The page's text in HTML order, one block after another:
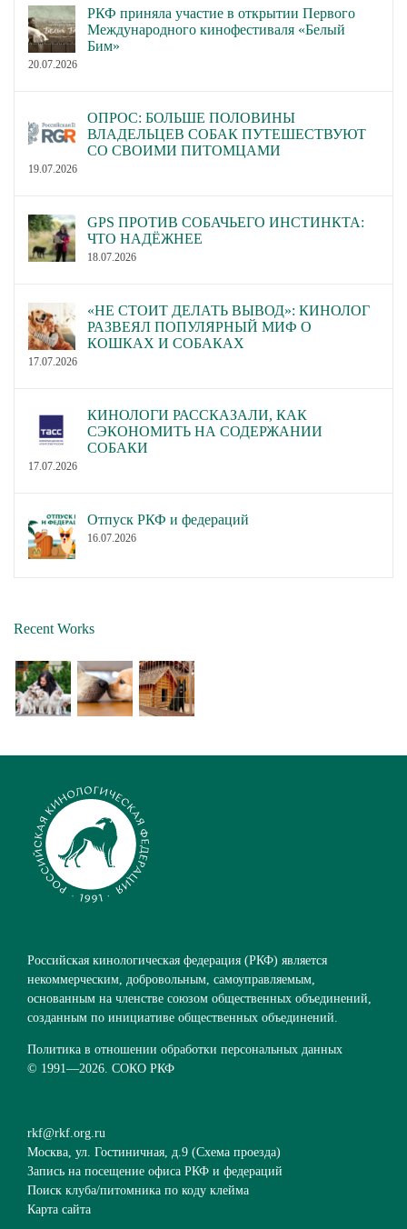
РКФ приняла участие в открытии Первого
Международного кинофестиваля «Белый
Бим»
20.07.2026
ОПРОС: БОЛЬШЕ ПОЛОВИНЫ
ВЛАДЕЛЬЦЕВ СОБАК ПУТЕШЕСТВУЮТ
СО СВОИМИ ПИТОМЦАМИ
19.07.2026
GPS ПРОТИВ СОБАЧЬЕГО ИНСТИНКТА:
ЧТО НАДЁЖНЕЕ
18.07.2026
«НЕ СТОИТ ДЕЛАТЬ ВЫВОД»: КИНОЛОГ
РАЗВЕЯЛ ПОПУЛЯРНЫЙ МИФ О
КОШКАХ И СОБАКАХ
17.07.2026
КИНОЛОГИ РАССКАЗАЛИ, КАК
СЭКОНОМИТЬ НА СОДЕРЖАНИИ
СОБАКИ
17.07.2026
Отпуск РКФ и федераций
16.07.2026
Recent Works
Российская кинологическая федерация (РКФ) является
некоммерческим, добровольным, самоуправляемым,
основанным на членстве союзом общественных объединений,
созданным по инициативе общественных объединений.
Политика в отношении обработки персональных данных
© 1991—2026. СОКО РКФ
rkf@rkf.org.ru
Москва, ул. Гостиничная, д.9 (Схема проезда)
Запись на посещение офиса РКФ и федераций
Поиск клуба/питомника по коду клейма
Карта сайта